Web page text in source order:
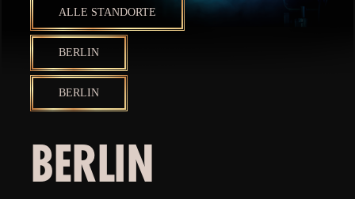
ALLE STANDORTE
BERLIN
BERLIN
BERLIN